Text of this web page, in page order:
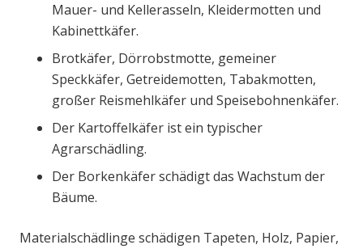
Mauer- und Kellerasseln, Kleidermotten und
Kabinettkäfer.
Brotkäfer, Dörrobstmotte, gemeiner
Speckkäfer, Getreidemotten, Tabakmotten,
großer Reismehlkäfer und Speisebohnenkäfer.
Der Kartoffelkäfer ist ein typischer
Agrarschädling.
Der Borkenkäfer schädigt das Wachstum der
Bäume.
Materialschädlinge schädigen Tapeten, Holz, Papier,